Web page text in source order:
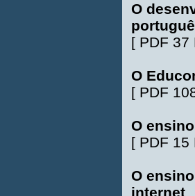
O
[ PDF 37
O
[ PDF
O
[ PDF 15
O
internet